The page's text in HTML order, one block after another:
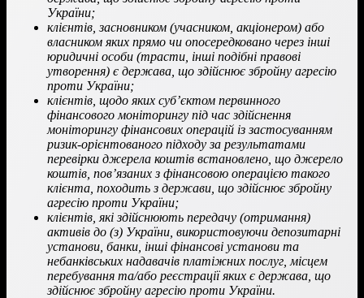
України;
клієнтів, засновником (учасником, акціонером) або
власником яких прямо чи опосередковано через інші
юридичні особи (трасти, інші подібні правові
утворення) є держава, що здійснює збройну агресію
проти України;
клієнтів, щодо яких суб’єктом первинного
фінансового моніторингу під час здійснення
моніторингу фінансових операцій із застосуванням
ризик-орієнтованого підходу за результатами
перевірки джерела коштів встановлено, що джерело
коштів, пов’язаних з фінансовою операцією такого
клієнта, походить з держави, що здійснює збройну
агресію проти України;
клієнтів, які здійснюють передачу (отримання)
активів до (з) України, використовуючи депозитарні
установи, банки, інші фінансові установи та
небанківських надавачів платіжних послуг, місцем
перебування та/або реєстрації яких є держава, що
здійснює збройну агресію проти України.